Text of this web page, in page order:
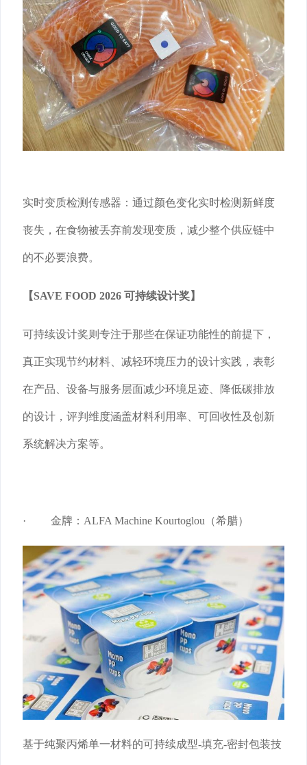
实时变质检测传感器：通过颜色变化实时检测新鲜度
丧失，在食物被丢弃前发现变质，减少整个供应链中
的不必要浪费。
【SAVE FOOD 2026 可持续设计奖】
可持续设计奖则专注于那些在保证功能性的前提下，
真正实现节约材料、减轻环境压力的设计实践，表彰
在产品、设备与服务层面减少环境足迹、降低碳排放
的设计，评判维度涵盖材料利用率、可回收性及创新
系统解决方案等。
· 金牌：ALFA Machine Kourtoglou（希腊）
基于纯聚丙烯单一材料的可持续成型-填充-密封包装技